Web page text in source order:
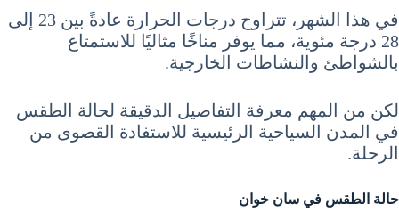
في هذا الشهر، تتراوح درجات الحرارة عادةً بين 23 إلى
28 درجة مئوية، مما يوفر مناخًا مثاليًا للاستمتاع
بالشواطئ والنشاطات الخارجية.
لكن من المهم معرفة التفاصيل الدقيقة لحالة الطقس
في المدن السياحية الرئيسية للاستفادة القصوى من
الرحلة.
حالة الطقس في سان خوان